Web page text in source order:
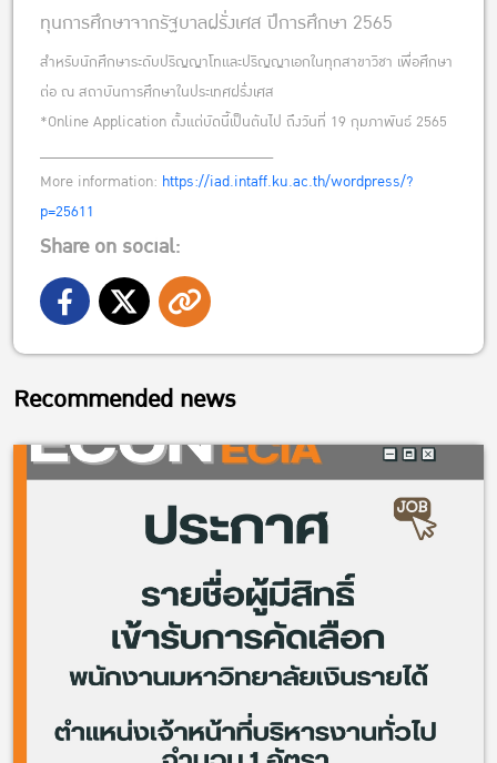
ทุนการศึกษาจากรัฐบาลฝรั่งเศส ปีการศึกษา 2565
สำหรับนักศึกษาระดับปริญญาโทและปริญญาเอกในทุกสาขาวิชา เพื่อศึกษา
ต่อ ณ สถาบันการศึกษาในประเทศฝรั่งเศส
*Online Application ตั้งแต่บัดนี้เป็นต้นไป ถึงวันที่ 19 กุมภาพันธ์ 2565
______________________________
More information: https://iad.intaff.ku.ac.th/wordpress/?
p=25611
Share on social:
Recommended news